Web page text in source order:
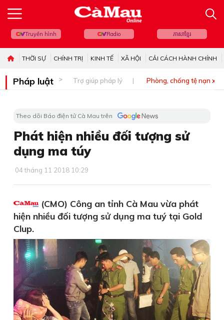
Truyền hình Radio ភាសាខ្មែរ
THỜI SỰ CHÍNH TRỊ KINH TẾ XÃ HỘI CẢI CÁCH HÀNH CHÍNH
Pháp luật Trợ giúp pháp lý Phòng, chống tệ nạn xã
Theo dõi Báo điện tử Cà Mau trên
Phát hiện nhiều đối tượng sử
dụng ma túy
04 tháng 11 2018 10:29
(CMO) Công an tỉnh Cà Mau vừa phát
hiện nhiều đối tượng sử dụng ma tuý tại Gold
Clup.